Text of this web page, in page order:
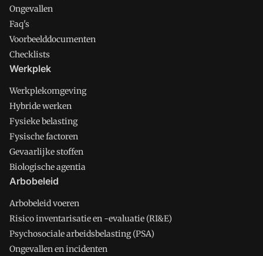
Ongevallen
Faq's
Voorbeelddocumenten
Checklists
Werkplek
Werkplekomgeving
Hybride werken
Fysieke belasting
Fysische factoren
Gevaarlijke stoffen
Biologische agentia
Arbobeleid
Arbobeleid voeren
Risico inventarisatie en -evaluatie (RI&E)
Psychosociale arbeidsbelasting (PSA)
Ongevallen en incidenten